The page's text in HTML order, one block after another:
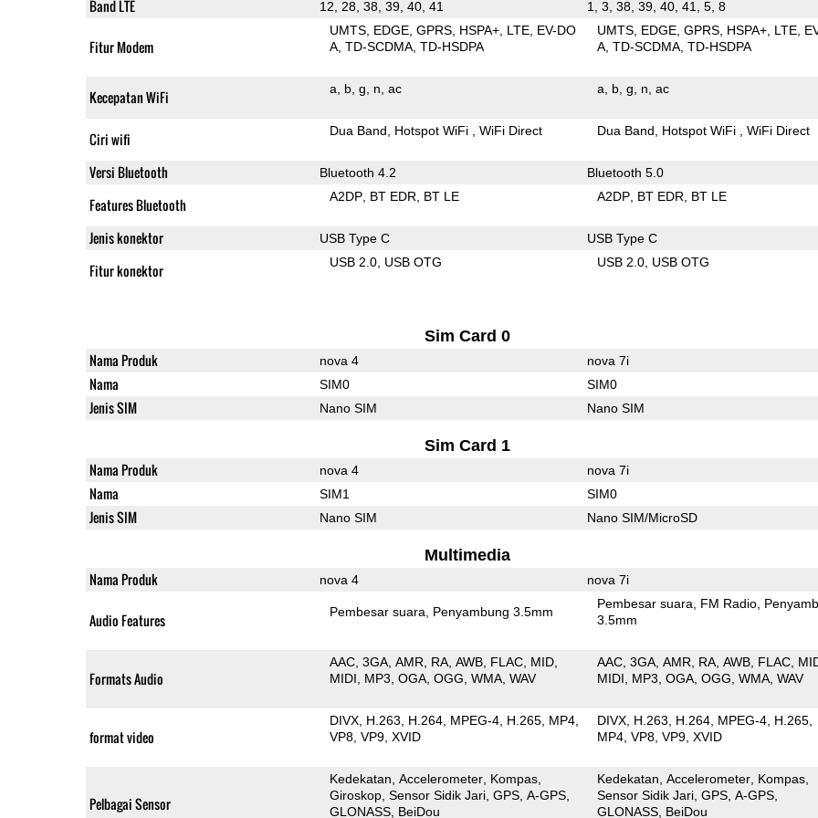
Band LTE 12, 28, 38, 39, 40, 41 1, 3, 38, 39, 40, 41, 5, 8
Fitur Modem
UMTS EDGE GPRS HSPA+ LTE EV-DO
A TD-SCDMA TD-HSDPA
UMTS EDGE GPRS HSPA+ LTE
A TD-SCDMA TD-HSDPA
Kecepatan WiFi a b g n ac a b g n ac
Ciri wifi Dua Band Hotspot WiFi WiFi Direct Dua Band Hotspot WiFi WiFi Direct
Versi Bluetooth Bluetooth 4.2 Bluetooth 5.0
Features Bluetooth A2DP BT EDR BT LE A2DP BT EDR BT LE
Jenis konektor USB Type C USB Type C
Fitur konektor USB 2.0 USB OTG USB 2.0 USB OTG
Sim Card 0
Nama Produk nova 4 nova 7i
Nama SIM0 SIM0
Jenis SIM Nano SIM Nano SIM
Sim Card 1
Nama Produk nova 4 nova 7i
Nama SIM1 SIM0
Jenis SIM Nano SIM Nano SIM/MicroSD
Multimedia
Nama Produk nova 4 nova 7i
Audio Features Pembesar suara Penyambung 3.5mm
Pembesar suara FM Radio
3.5mm
Formats Audio
AAC 3GA AMR RA AWB FLAC MID
MIDI
MP3 OGA OGG WMA WAV
AAC 3GA AMR RA AWB FLAC
MIDI
MP3 OGA OGG WMA WAV
format video
DIVX H.263 H.264 MPEG-4 H.265 MP4
VP8 VP9 XVID
DIVX H.263 H.264 MPEG-4 H.265
MP4 VP8 VP9 XVID
Pelbagai Sensor
Kedekatan Accelerometer Kompas
Giroskop Sensor Sidik Jari GPS A-GPS
GLONASS BeiDou
Kedekatan Accelerometer Kompas
Sensor Sidik Jari GPS A-GPS
GLONASS BeiDou